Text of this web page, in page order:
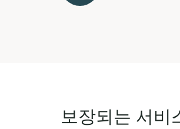
보장되는 서비